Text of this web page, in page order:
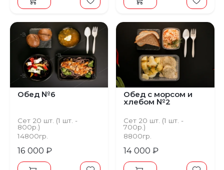
Обед №6
Сет 20 шт. (1 шт. -
800р.)
14800гр.
16 000 ₽
Обед с морсом и
хлебом №2
Сет 20 шт. (1 шт. -
700р.)
8800гр.
14 000 ₽